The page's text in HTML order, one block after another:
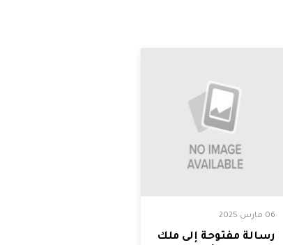
06 مارس 2025
رسالة مفتوحة إلى ملك